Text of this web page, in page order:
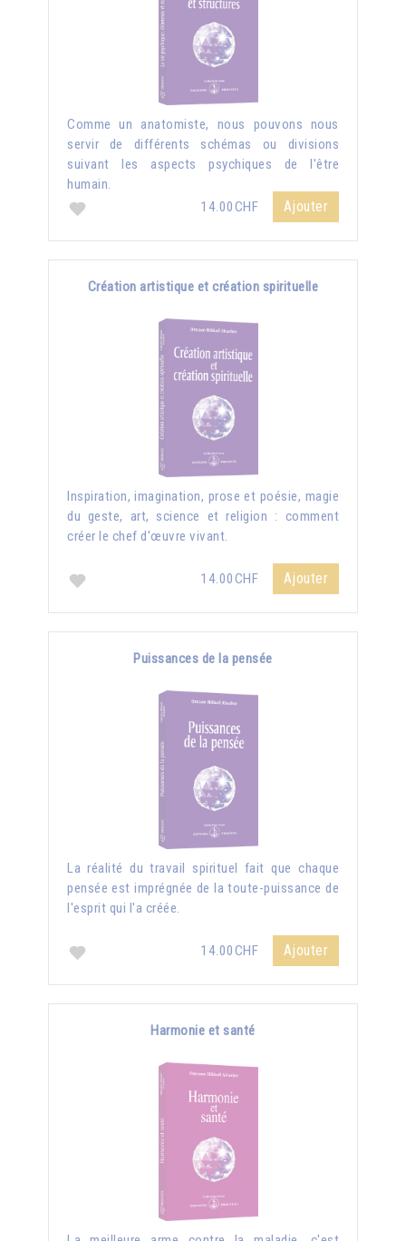
Comme un anatomiste, nous pouvons nous
servir de différents schémas ou divisions
suivant les aspects psychiques de l'être
humain.
14.00CHF
Ajouter
Création artistique et création spirituelle
Inspiration, imagination, prose et poésie, magie
du geste, art, science et religion : comment
créer le chef d'œuvre vivant.
14.00CHF Ajouter
Puissances de la pensée
La réalité du travail spirituel fait que chaque
pensée est imprégnée de la toute-puissance de
l'esprit qui l'a créée.
14.00CHF Ajouter
Harmonie et santé